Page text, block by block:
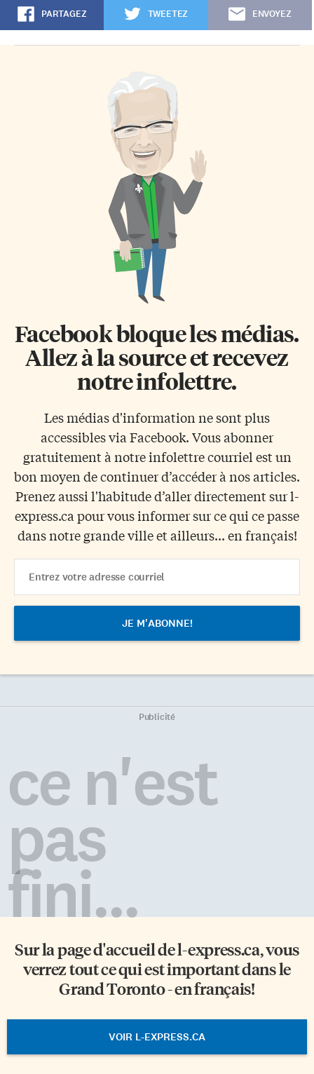
PARTAGEZ TWEETEZ ENVOYEZ
Facebook bloque les médias.
Allez à la source et recevez
notre infolettre.
Les médias d'information ne sont plus
accessibles via Facebook. Vous abonner
gratuitement à notre infolettre courriel est un
bon moyen de continuer d’accéder à nos articles.
Prenez aussi l'habitude d’aller directement sur l-
express.ca pour vous informer sur ce qui ce passe
dans notre grande ville et ailleurs... en français!
Address
Publicité
ce n'est
pas
fini...
Sur la page d'accueil del-express.ca, vous
verrez tout ce qui est important dans le
Grand Toronto - en français!
VOIR L-EXPRESS.CA